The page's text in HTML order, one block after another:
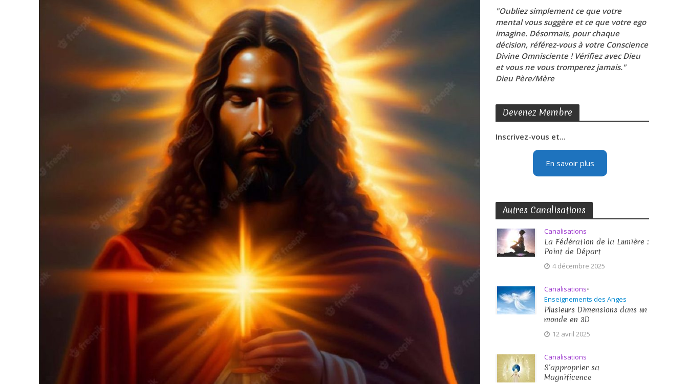
"Oubliez simplement ce que votre
mental vous suggère et ce que votre ego
imagine. Désormais, pour chaque
décision, référez-vous à votre Conscience
Divine Omnisciente ! Vérifiez avec Dieu
et vous ne vous tromperez jamais."
Dieu Père/Mère
Devenez Membre
Inscrivez-vous et...
En savoir plus
Autres Canalisations
Canalisations
La Fédération de la Lumière :
Point de Départ
4 décembre 2025
Canalisations•
Enseignements des Anges
Plusieurs Dimensions dans un
monde en 3D
12 avril 2025
Canalisations
S’approprier sa
Magnificence